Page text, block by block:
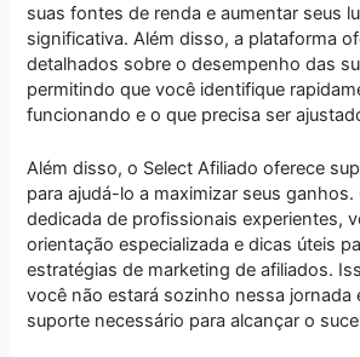
suas fontes de renda e aumentar seus
significativa. Além disso, a plataforma
detalhados sobre o desempenho das
permitindo que você identifique
funcionando e o que precisa ser
Além disso, o Select Afiliado oferece
para ajudá-lo a maximizar seus
dedicada de profissionais experientes,
orientação especializada e dicas úteis
estratégias de marketing de afiliados.
você não estará sozinho nessa jornada
suporte necessário para alcançar o